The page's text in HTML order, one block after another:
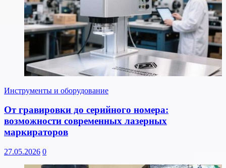
Инструменты и оборудование
От гравировки до серийного номера:
возможности современных лазерных
маркираторов
27.05.2026 0